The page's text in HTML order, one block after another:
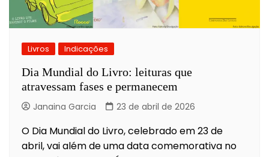
Livros Indicações
Dia Mundial do Livro: leituras que
atravessam fases e permanecem
Janaina Garcia 23 de abril de 2026
O Dia Mundial do Livro, celebrado em 23 de
abril, vai além de uma data comemorativa no